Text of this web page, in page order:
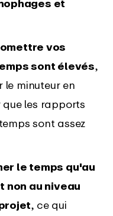
et
vos
sont élevés,
le minuteur en
les rapports
sont assez
le temps qu'au
non au niveau
, ce qui